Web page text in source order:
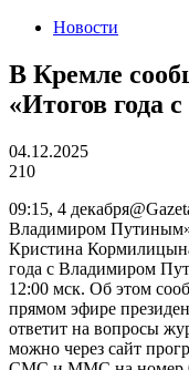
Новости
В Кремле
«Итогов года
04.12.2025
210
09:15, 4
Владимиром Путиным»
Кристина
года с Владимиром
12:00 мск. Об этом
прямом эфире
ответит на вопросы
можно через сайт